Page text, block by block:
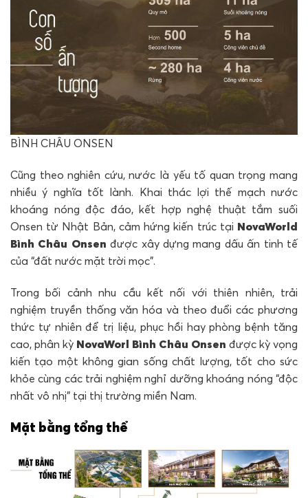
BÌNH CHÂU ONSEN
Cũng theo nghiên cứu, nước là yếu tố quan trọng mang
nhiều ý nghĩa tốt lành. Khai thác lợi thế mạch nước
khoáng nóng độc đáo, kết hợp nghệ thuật tắm suối
Onsen từ Nhật Bản, cảm hứng kiến trúc tại NovaWorld
Bình Châu Onsen được xây dựng mang dấu ấn tinh tế
của “đất nước mặt trời mọc”.
Trong bối cảnh nhu cầu kết nối với thiên nhiên, trải
nghiệm truyền thống văn hóa và theo đuổi các phương
thức tự nhiên để trị liệu, phục hồi hay phòng bệnh tăng
cao, phân kỳ NovaWorl Bình Châu Onsen được kỳ vọng
kiến tạo một không gian sống chất lượng, tốt cho sức
khỏe cùng các trải nghiệm nghỉ dưỡng khoáng nóng “độc
nhất vô nhị” tại thị trường miền Nam.
Mặt bằng tổng thể